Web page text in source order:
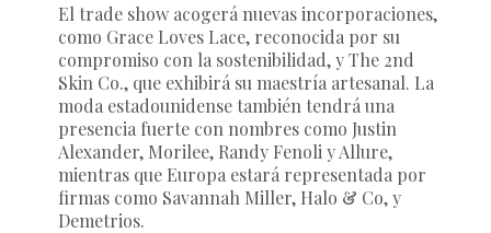
El trade show acogerá nuevas incorporaciones,
como Grace Loves Lace, reconocida por su
compromiso con la sostenibilidad, y The 2nd
Skin Co., que exhibirá su maestría artesanal. La
moda estadounidense también tendrá una
presencia fuerte con nombres como Justin
Alexander, Morilee, Randy Fenoli y Allure,
mientras que Europa estará representada por
firmas como Savannah Miller, Halo & Co, y
Demetrios.